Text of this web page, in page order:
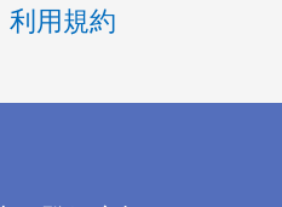
利用規約